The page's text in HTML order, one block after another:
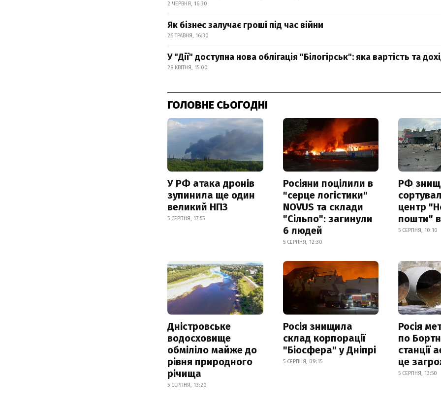
2 ЧЕРВНЯ, 16:30
Як бізнес залучає гроші під час війни
26 ТРАВНЯ, 16:30
У "Дії" доступна нова облігація "Білогірськ": яка вартість та
28 КВІТНЯ, 15:00
ГОЛОВНЕ СЬОГОДНІ
У РФ атака дронів
зупинила ще один
великий НПЗ
5 СЕРПНЯ, 17:55
Росіяни поцілили в
"серце логістики"
NOVUS та склади
"Сільпо": загинули
6 людей
5 СЕРПНЯ, 12:30
РФ
центр
пошти" в
5 СЕРПНЯ, 10:10
Дністровське
водосховище
обміліло майже до
рівня природного
річища
5 СЕРПНЯ, 13:20
Росія знищила
склад корпорації
"Біосфера" у Дніпрі
5 СЕРПНЯ, 09:15
Росія
по
станції
це
5 СЕРПНЯ, 13:50